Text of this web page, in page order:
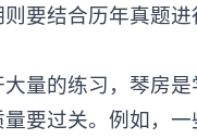
要结合历年真题进
大量的练习，琴房
要过关。例如，